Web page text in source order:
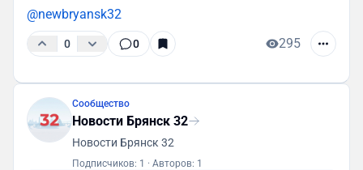
@newbryansk32
0 0 295
Сообщество
Новости Брянск 32
Новости Брянск 32
Подписчиков: 1 · Авторов: 1